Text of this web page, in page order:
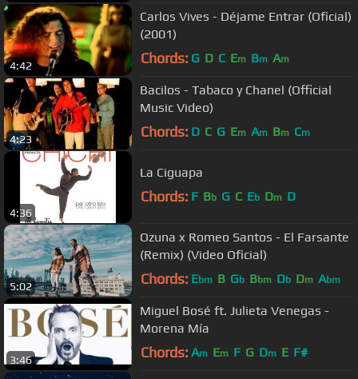
4:42
Carlos Vives - Déjame Entrar (Oficial)
(2001)
Chords: G D C Em Bm Am
4:23
Bacilos - Tabaco y Chanel (Official
Music Video)
Chords: D C G Em Am Bm Cm
4:36
La Ciguapa
Chords: F Bb G C Eb Dm D
5:02
Ozuna x Romeo Santos - El Farsante
(Remix) (Video Oficial)
Chords: Ebm B Gb Bbm Db Dm Abm
3:46
Miguel Bosé ft. Julieta Venegas -
Morena Mía
Chords: Am Em F G Dm E F#